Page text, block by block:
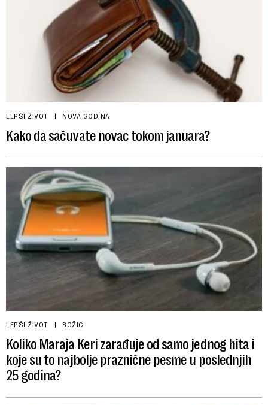
LEPŠI ŽIVOT NOVA GODINA
Kako da sačuvate novac tokom januara?
LEPŠI ŽIVOT BOŽIĆ
Koliko Maraja Keri zarađuje od samo jednog hita i
koje su to najbolje praznične pesme u poslednjih
25 godina?